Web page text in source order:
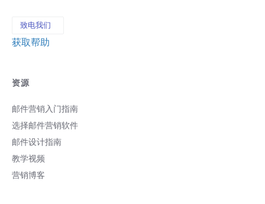
致电我们
获取帮助
资源
邮件营销入门指南
选择邮件营销软件
邮件设计指南
教学视频
营销博客